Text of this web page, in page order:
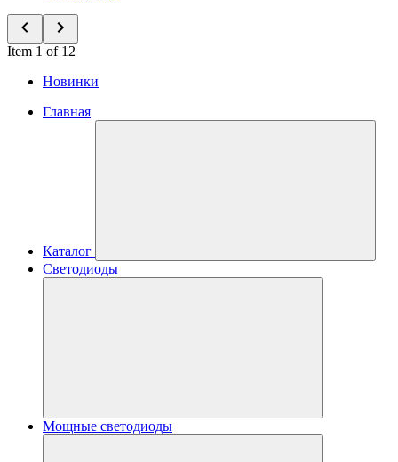
Item 1 of 12
Новинки
Главная
Каталог
Светодиоды
Мощные светодиоды